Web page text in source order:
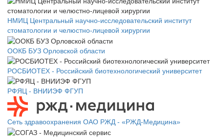
НМИЦ Центральный научно-исследовательский институт
стоматологии и челюстно-лицевой хирургии
ООКБ БУЗ Орловской области
РОСБИОТЕХ - Российский биотехнологический университет
РФЯЦ - ВНИИЭФ ФГУП
Сеть здравоохранения ОАО РЖД - «РЖД-Медицина»